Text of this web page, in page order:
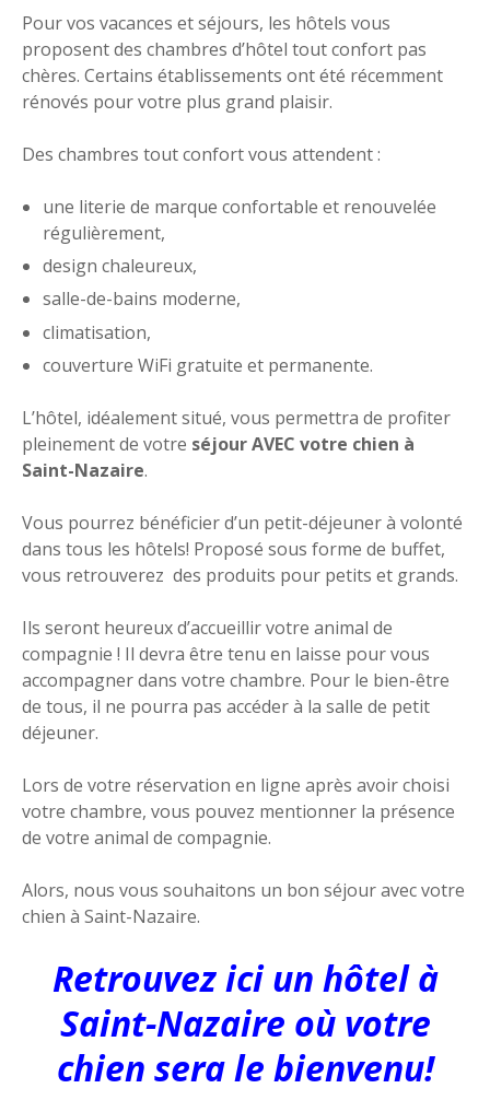
Pour vos vacances et séjours, les hôtels vous
proposent des chambres d’hôtel tout confort pas
chères. Certains établissements ont été récemment
rénovés pour votre plus grand plaisir.
Des chambres tout confort vous attendent :
une literie de marque confortable et renouvelée
régulièrement,
design chaleureux,
salle-de-bains moderne,
climatisation,
couverture WiFi gratuite et permanente.
L’hôtel, idéalement situé, vous permettra de profiter
pleinement de votre séjour AVEC votre chien à
Saint-Nazaire.
Vous pourrez bénéficier d’un petit-déjeuner à volonté
dans tous les hôtels! Proposé sous forme de buffet,
vous retrouverez des produits pour petits et grands.
Ils seront heureux d’accueillir votre animal de
compagnie ! Il devra être tenu en laisse pour vous
accompagner dans votre chambre. Pour le bien-être
de tous, il ne pourra pas accéder à la salle de petit
déjeuner.
Lors de votre réservation en ligne après avoir choisi
votre chambre, vous pouvez mentionner la présence
de votre animal de compagnie.
Alors, nous vous souhaitons un bon séjour avec votre
chien à Saint-Nazaire.
Retrouvez ici un hôtel à
Saint-Nazaire où votre
chien sera le bienvenu!